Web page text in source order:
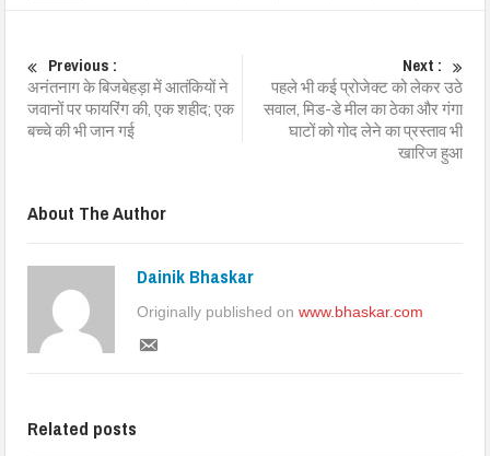
Previous :
अनंतनाग के बिजबेहड़ा में आतंकियों ने
जवानों पर फायरिंग की, एक शहीद; एक
बच्चे की भी जान गई
Next :
पहले भी कई प्रोजेक्ट को लेकर उठे
सवाल, मिड-डे मील का ठेका और गंगा
घाटों को गोद लेने का प्रस्ताव भी
खारिज हुआ
About The Author
Dainik Bhaskar
Originally published onwww.bhaskar.com
Related posts